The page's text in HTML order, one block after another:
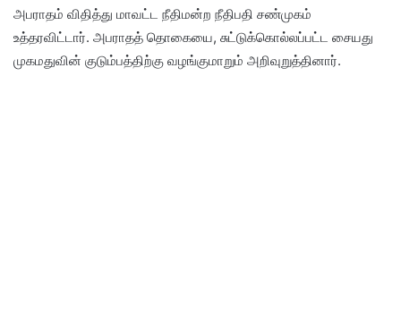
அபராதம் விதித்து மாவட்ட நீதிமன்ற நீதிபதி சண்முகம்
உத்தரவிட்டார். அபராதத் தொகையை, சுட்டுக்கொல்லப்பட்ட சையது
முகமதுவின் குடும்பத்திற்கு வழங்குமாறும் அறிவுறுத்தினார்.